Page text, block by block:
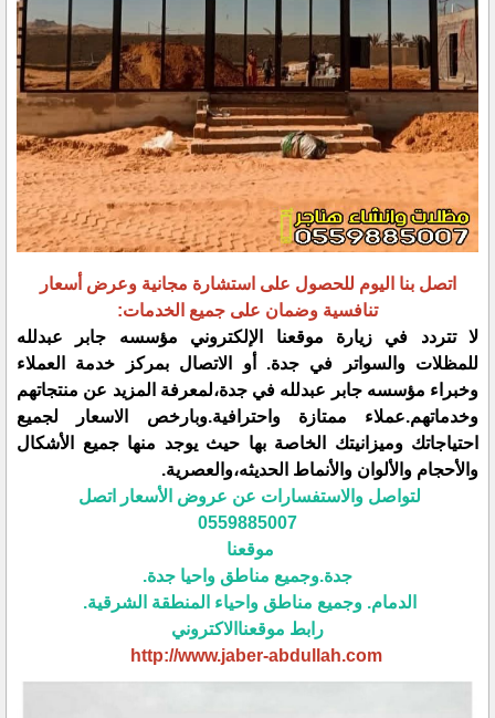
اتصل بنا اليوم للحصول على استشارة مجانية وعرض أسعار
تنافسية وضمان على جميع الخدمات:
لا تتردد في زيارة موقعنا الإلكتروني مؤسسه جابر عبدلله
للمظلات والسواتر في جدة. أو الاتصال بمركز خدمة العملاء
وخبراء مؤسسه جابر عبدلله في جدة،لمعرفة المزيد عن منتجاتهم
وخدماتهم.عملاء ممتازة واحترافية.وبارخص الاسعار لجميع
احتياجاتك وميزانيتك الخاصة بها حيث يوجد منها جميع الأشكال
والأحجام والألوان والأنماط الحديثه،والعصرية.
لتواصل والاستفسارات عن عروض الأسعار اتصل
0559885007
موقعنا
جدة.وجميع مناطق واحيا جدة.
الدمام. وجميع مناطق واحياء المنطقة الشرقية.
رابط موقعناالاكتروني
http://www.jaber-abdullah.com